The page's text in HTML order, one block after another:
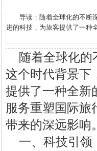
导读：随着全球化的不断深
进的科技，为旅客提供了一种
随着全球化
这个时代背景下
提供了一种全新
服务重塑国际旅
带来的深远影响。
一、科技引领